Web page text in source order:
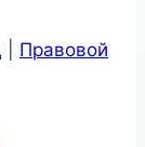
Правовой